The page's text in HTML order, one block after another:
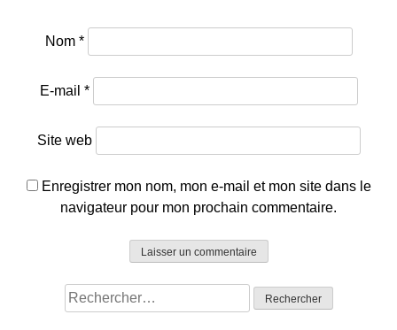
Nom *
E-mail *
Site web
Enregistrer mon nom, mon e-mail et mon site dans le
navigateur pour mon prochain commentaire.
Rechercher :